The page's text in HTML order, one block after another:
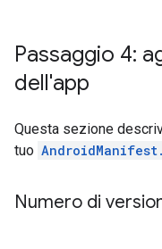
Passaggio 4:
dell'app
Questa sezione
tuo
Numero di